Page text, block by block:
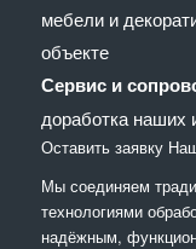
мебели и
объекте
Сервис и
доработка наших
Оставить заявку
Мы соединяем
технологиями
надёжным,